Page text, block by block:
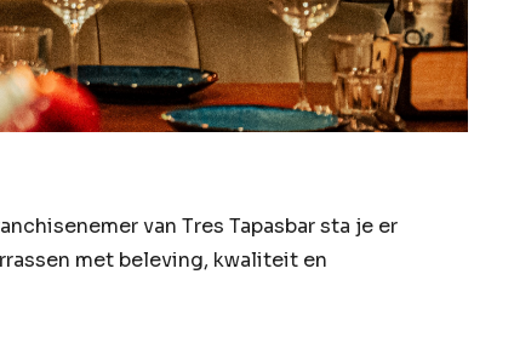
van Tres Tapasbar sta je er
met beleving, kwaliteit en